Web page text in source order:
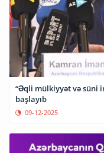
“Əqli mülkiyyət və süni
başlayıb
09-12-2025